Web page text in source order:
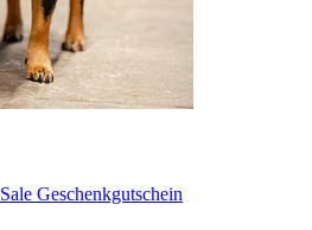
Sale Geschenkgutschein